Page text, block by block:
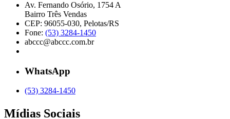
Av. Fernando Osório, 1754 A
Bairro Três Vendas
CEP: 96055-030, Pelotas/RS
Fone: (53) 3284-1450
abccc@abccc.com.br
WhatsApp
(53) 3284-1450
Mídias Sociais